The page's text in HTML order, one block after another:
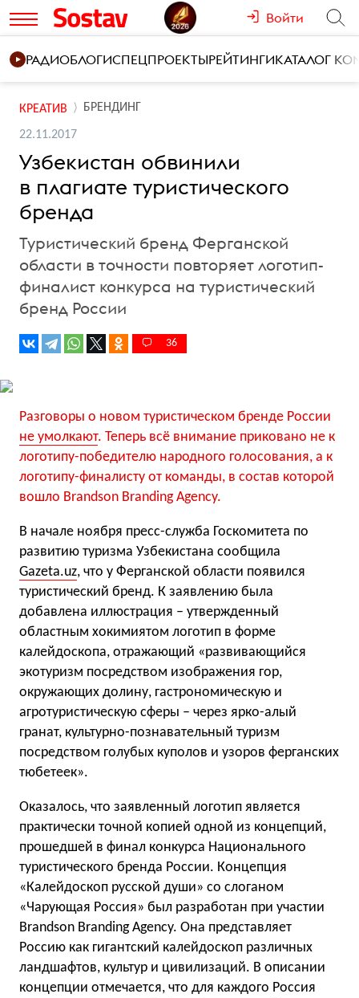
Войти
РАДИОБЛОГИСПЕЦПРОЕКТЫРЕЙТИНГИКАТАЛОГ
КРЕАТИВ БРЕНДИНГ
22.11.2017
Узбекистан обвинили
в плагиате туристического
бренда
Туристический бренд Ферганской
области в точности повторяет логотип-
финалист конкурса на туристический
бренд России
36
Разговоры о новом туристическом бренде России
не умолкают. Теперь всё внимание приковано не к
логотипу-победителю народного голосования, а к
логотипу-финалисту от команды, в состав которой
вошло Brandson Branding Agency.
В начале ноября пресс-служба Госкомитета по
развитию туризма Узбекистана сообщила
Gazeta.uz, что у Ферганской области появился
туристический бренд. К заявлению была
добавлена иллюстрация – утвержденный
областным хокимиятом логотип в форме
калейдоскопа, отражающий «развивающийся
экотуризм посредством изображения гор,
окружающих долину, гастрономическую и
агротуристическую сферы – через ярко-алый
гранат, культурно-познавательный туризм
посредством голубых куполов и узоров ферганских
тюбетеек».
Оказалось, что заявленный логотип является
практически точной копией одной из концепций,
прошедшей в финал конкурса Национального
туристического бренда России. Концепция
«Калейдоскоп русской души» со слоганом
«Чарующая Россия» был разработан при участии
Brandson Branding Agency. Она представляет
Россию как гигантский калейдоскоп различных
ландшафтов, культур и цивилизаций. В описании
концепции отмечается, что для каждого Россия